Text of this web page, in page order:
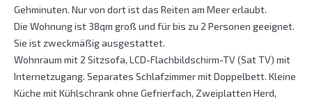
Gehminuten. Nur von dort ist das Reiten am Meer erlaubt.
Die Wohnung ist 38qm groß und für bis zu 2 Personen geeignet.
Sie ist zweckmäßig ausgestattet.
Wohnraum mit 2 Sitzsofa, LCD-Flachbildschirm-TV (Sat TV) mit
Internetzugang. Separates Schlafzimmer mit Doppelbett. Kleine
Küche mit Kühlschrank ohne Gefrierfach, Zweiplatten Herd,